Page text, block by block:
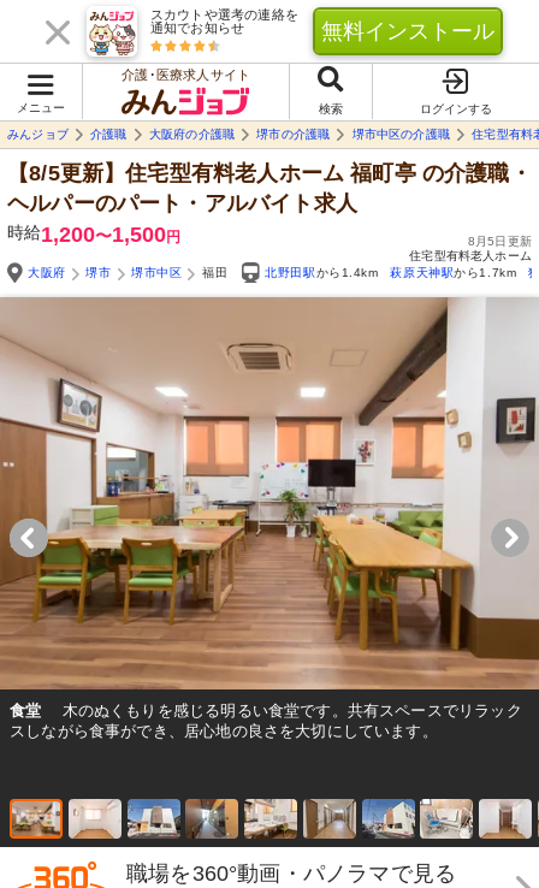
スカウトや選考の連絡を
通知でお知らせ
無料インストール
メニュー
介護･医療求人サイト
検索
ログインする
みんジョブ
介護職 大阪府の介護職 堺市の介護職 堺市中区の介護職 住宅型有料
【8/5更新】住宅型有料老人ホーム 福町亭の介護職・
ヘルパーのパート・アルバイト求人
時給1,200〜1,500円
8月5日更新
住宅型有料老人ホーム
大阪府
堺市 堺市中区 福田 北野田駅から1.4km 萩原天神駅から1.7km
食堂
木のぬくもりを感じる明るい食堂です。共有スペースでリラック
スしながら食事ができ、居心地の良さを大切にしています。
職場を360°動画・パノラマで見る